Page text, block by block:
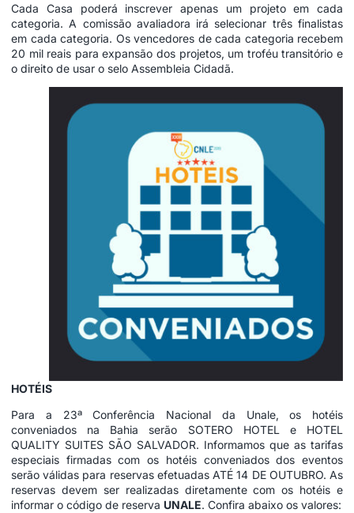
Cada Casa poderá inscrever apenas um projeto em cada
categoria. A comissão avaliadora irá selecionar três finalistas
em cada categoria. Os vencedores de cada categoria recebem
20 mil reais para expansão dos projetos, um troféu transitório e
o direito de usar o selo Assembleia Cidadã.
HOTÉIS
Para a 23ª Conferência Nacional da Unale, os hotéis
conveniados na Bahia serão SOTERO HOTELe HOTEL
QUALITY SUITES SÃO SALVADOR. Informamos que as tarifas
especiais firmadas com os hotéis conveniados dos eventos
serão válidas para reservas efetuadas ATÉ 14 DE OUTUBRO. As
reservas devem ser realizadas diretamente com os hotéis e
informar o código de reserva UNALE. Confira abaixo os valores: